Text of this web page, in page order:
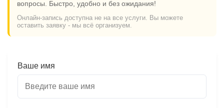
вопросы. Быстро, удобно и без ожидания!
Онлайн-запись доступна не на все услуги. Вы можете
оставить заявку - мы всё организуем.
Ваше имя